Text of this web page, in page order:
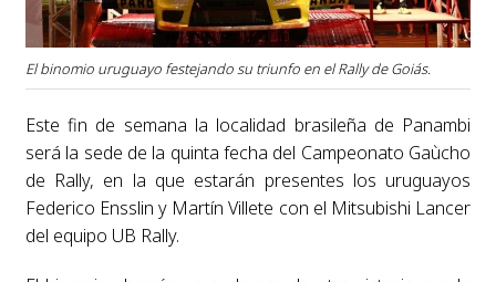
El binomio uruguayo festejando su triunfo en el Rally de Goiás.
Este fin de semana la localidad brasileña de Panambi
será la sede de la quinta fecha del Campeonato Gaùcho
de Rally, en la que estarán presentes los uruguayos
Federico Ensslin y Martín Villete con el Mitsubishi Lancer
del equipo UB Rally.